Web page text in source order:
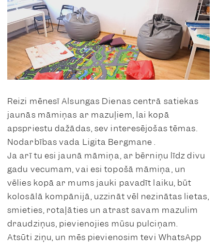
Reizi mēnesī Alsungas Dienas centrā satiekas
jaunās māmiņas ar mazuļiem, lai kopā
apspriestu dažādas, sev interesējošas tēmas.
Nodarbības vada Ligita Bergmane .
Ja arī tu esi jaunā māmiņa, ar bērniņu līdz divu
gadu vecumam, vai esi topošā māmiņa, un
vēlies kopā ar mums jauki pavadīt laiku, būt
kolosālā kompānijā, uzzināt vēl nezinātas lietas,
smieties, rotaļāties un atrast savam mazulim
draudziņus, pievienojies mūsu pulciņam.
Atsūti ziņu, un mēs pievienosim tevi WhatsApp